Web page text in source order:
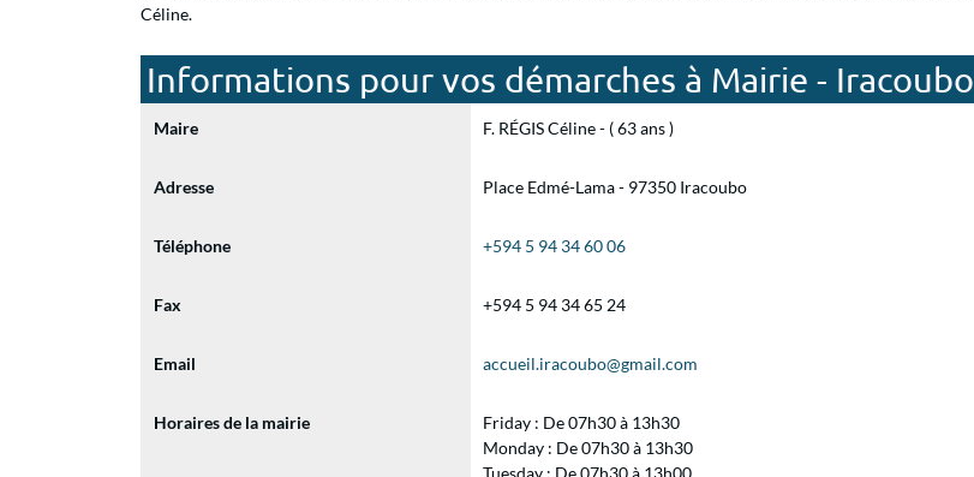
Céline.
Informations pour vos démarches à Mairie - Iracoubo
Maire F. RÉGIS Céline - ( 63 ans )
Adresse Place Edmé-Lama - 97350 Iracoubo
Téléphone +594 5 94 34 60 06
Fax +594 5 94 34 65 24
Email accueil.iracoubo@gmail.com
Horaires de la mairie
Friday : De 07h30 à 13h30
Monday : De 07h30 à 13h30
Tuesday : De 07h30 à 13h00